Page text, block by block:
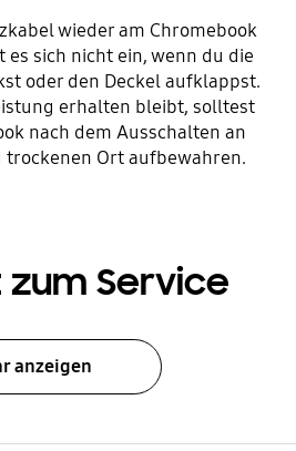
wieder am Chromebook
sich nicht ein, wenn du die
oder den Deckel aufklappst.
erhalten bleibt, solltest
nach dem Ausschalten an
Ort aufbewahren.
zum Service
anzeigen